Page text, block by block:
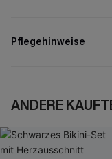
Pflegehinweise
ANDERE